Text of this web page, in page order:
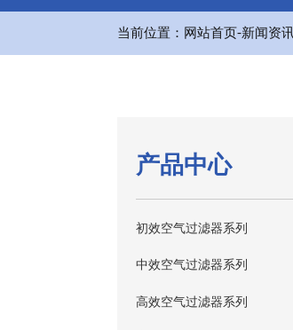
当前位置： 网站首页-新闻资
产品中心
初效空气过滤器系列
中效空气过滤器系列
高效空气过滤器系列